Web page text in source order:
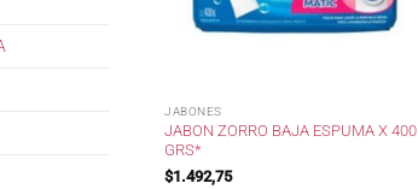
JABONES
JABON ZORRO BAJA ESPUMA X 400
GRS*
$1.492,75